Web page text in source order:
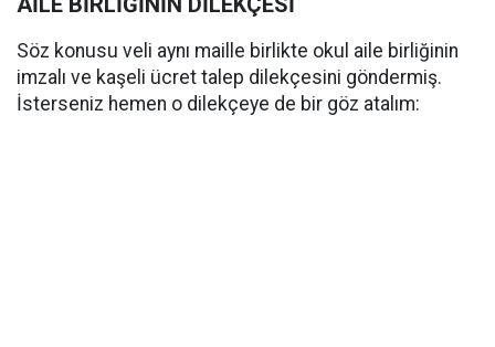
Söz konusu veli aynı maille birlikte okul aile birliğinin
imzalı ve kaşeli ücret talep dilekçesini göndermiş.
İsterseniz hemen o dilekçeye de bir göz atalım: